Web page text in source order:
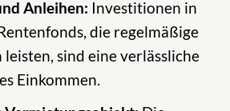
Anleihen: Investitionen in
die regelmäßige
leisten, sind eine verlässliche
Einkommen.